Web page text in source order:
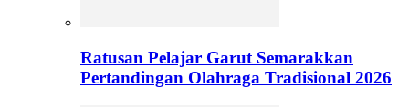
Ratusan Pelajar Garut Semarakkan
Pertandingan Olahraga Tradisional 2026